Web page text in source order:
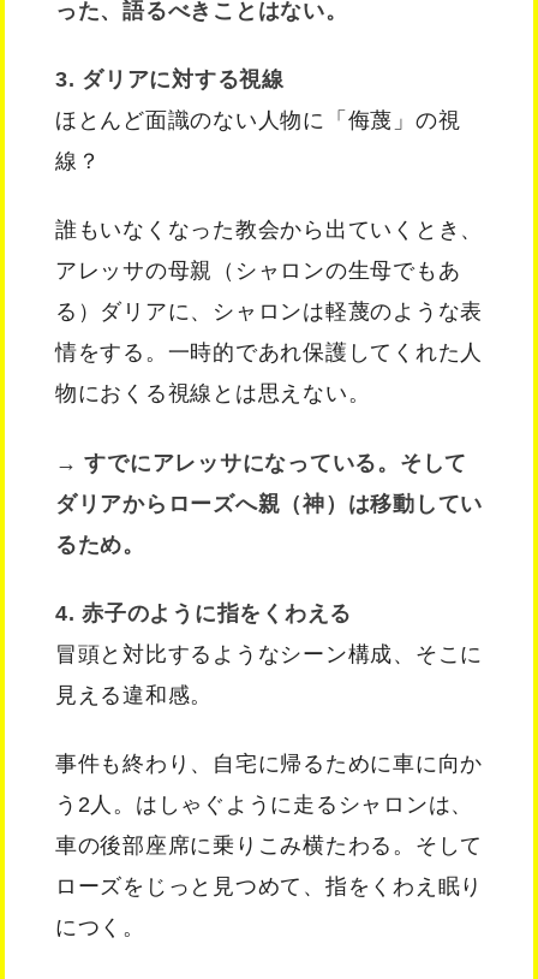
った、語るべきことはない。
3. ダリアに対する視線
ほとんど面識のない人物に「侮蔑」の視
線？
誰もいなくなった教会から出ていくとき、
アレッサの母親（シャロンの生母でもあ
る）ダリアに、シャロンは軽蔑のような表
情をする。一時的であれ保護してくれた人
物におくる視線とは思えない。
→ すでにアレッサになっている。そして
ダリアからローズへ親（神）は移動してい
るため。
4. 赤子のように指をくわえる
冒頭と対比するようなシーン構成、そこに
見える違和感。
事件も終わり、自宅に帰るために車に向か
う2人。はしゃぐように走るシャロンは、
車の後部座席に乗りこみ横たわる。そして
ローズをじっと見つめて、指をくわえ眠り
につく。